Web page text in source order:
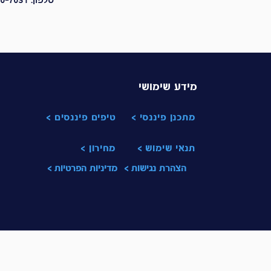
מידע שימושי
טיפים פיננסים >
מחירון >
< מדיניות הפרטיות
מתכנן פיננסי >
תנאי שימוש >
< הצהרת נגישות